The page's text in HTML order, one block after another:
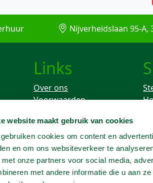
website maakt gebruik van cookies
cookies om content en
en om ons websiteverkeer te
onze partners voor social media,
met andere informatie die u aan
Nijverheidslaan 95-A,
Links
Over ons
Voorwaarden
Stofvrij werken